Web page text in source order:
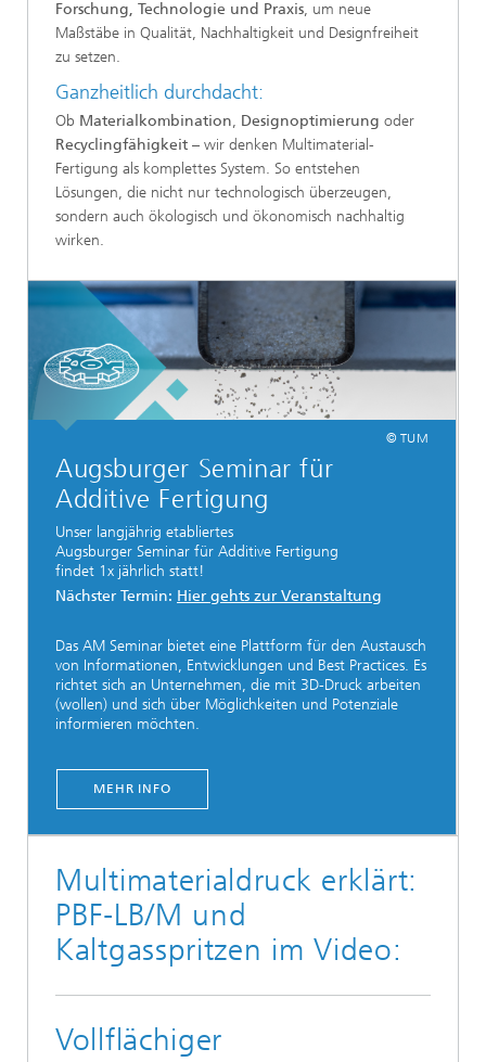
Forschung, Technologie und Praxis, um neue
Maßstäbe in Qualität, Nachhaltigkeit und Designfreiheit
zu setzen.
Ganzheitlich durchdacht:
Ob Materialkombination, Designoptimierung oder
Recyclingfähigkeit – wir denken Multimaterial-
Fertigung als komplettes System. So entstehen
Lösungen, die nicht nur technologisch überzeugen,
sondern auch ökologisch und ökonomisch nachhaltig
wirken.
© TUM
Augsburger Seminar für
Additive Fertigung
Unser langjährig etabliertes
Augsburger Seminar für Additive Fertigung
findet 1x jährlich statt!
Nächster Termin: Hier gehts zur Veranstaltung
Das AM Seminar bietet eine Plattform für den Austausch
von Informationen, Entwicklungen und Best Practices. Es
richtet sich an Unternehmen, die mit 3D-Druck arbeiten
(wollen) und sich über Möglichkeiten und Potenziale
informieren möchten.
MEHR INFO
Multimaterialdruck erklärt:
PBF‑LB/M und
Kaltgasspritzen im Video:
Vollflächiger